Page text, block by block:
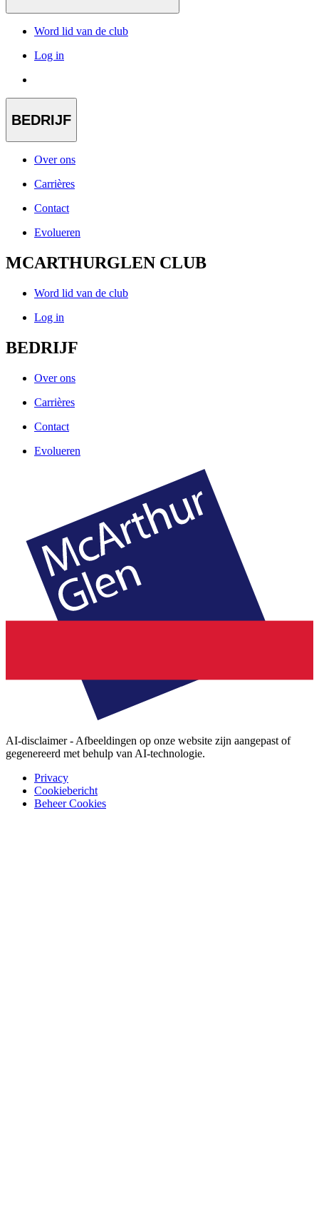
Word lid van de club
Log in
BEDRIJF
Over ons
Carrières
Contact
Evolueren
MCARTHURGLEN CLUB
Word lid van de club
Log in
BEDRIJF
Over ons
Carrières
Contact
Evolueren
AI-disclaimer - Afbeeldingen op onze website zijn aangepast of
gegenereerd met behulp van AI-technologie.
Privacy
Cookiebericht
Beheer Cookies